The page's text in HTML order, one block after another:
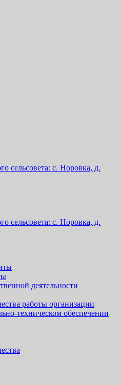
сельсовета: с. Норовка, д.
сельсовета: с. Норовка, д.
деятельности
работы организации
техническом обеспечении